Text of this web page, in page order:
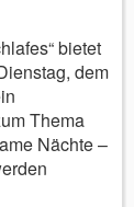
bietet
dem
Thema
Nächte –